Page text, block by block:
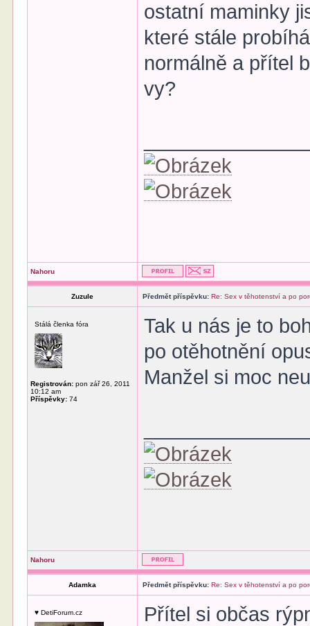
ostatní maminky
které stále
normálně a přítel
vy?
Nahoru
Zuzule Předmět příspěvku: Re: Sex v těhotenství a po
Stálá členka fóra
Registrován: pon zář 26, 2011
10:12 am
Příspěvky: 74
Tak u nás je to
po otěhotnění
Manžel si moc
Nahoru
Adamka Předmět příspěvku: Re: Sex v těhotenství a po
♥ DetiForum.cz
Přítel si občas